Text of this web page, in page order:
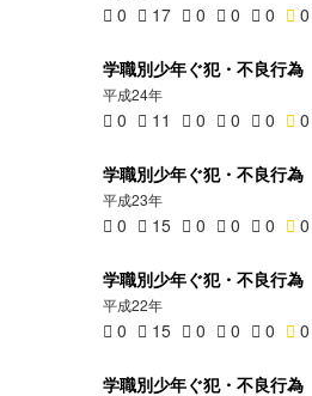
0 17 0 0 0 0
学職別少年ぐ犯・不良行為
平成24年
0 11 0 0 0 0
学職別少年ぐ犯・不良行為
平成23年
0 15 0 0 0 0
学職別少年ぐ犯・不良行為
平成22年
0 15 0 0 0 0
学職別少年ぐ犯・不良行為